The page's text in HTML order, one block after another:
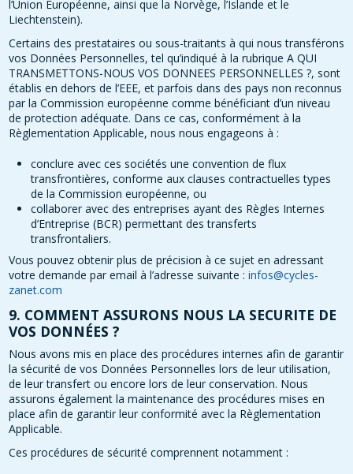
l’Union Européenne, ainsi que la Norvège, l’Islande et le
Liechtenstein).
Certains des prestataires ou sous-traitants à qui nous transférons
vos Données Personnelles, tel qu’indiqué à la rubrique A QUI
TRANSMETTONS-NOUS VOS DONNEES PERSONNELLES ?, sont
établis en dehors de l’EEE, et parfois dans des pays non reconnus
par la Commission européenne comme bénéficiant d’un niveau
de protection adéquate. Dans ce cas, conformément à la
Règlementation Applicable, nous nous engageons à :
conclure avec ces sociétés une convention de flux
transfrontières, conforme aux clauses contractuelles types
de la Commission européenne, ou
collaborer avec des entreprises ayant des Règles Internes
d’Entreprise (BCR) permettant des transferts
transfrontaliers.
Vous pouvez obtenir plus de précision à ce sujet en adressant
votre demande par email à l’adresse suivante : infos@cycles-
zanet.com
9. COMMENT ASSURONS NOUS LA SECURITE DE
VOS DONNÉES ?
Nous avons mis en place des procédures internes afin de garantir
la sécurité de vos Données Personnelles lors de leur utilisation,
de leur transfert ou encore lors de leur conservation. Nous
assurons également la maintenance des procédures mises en
place afin de garantir leur conformité avec la Règlementation
Applicable.
Ces procédures de sécurité comprennent notamment :